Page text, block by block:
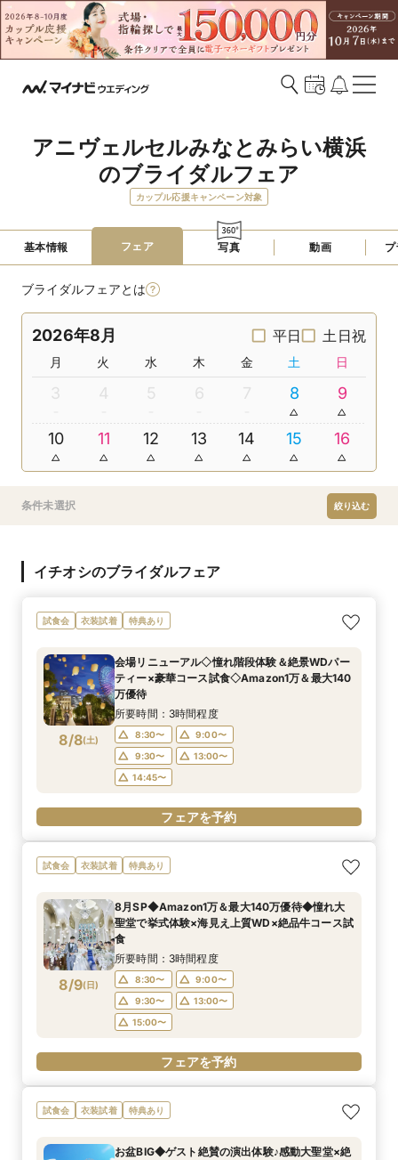
アニヴェルセルみなとみらい横浜
のブライダルフェア
カップル応援キャンペーン対象
基本情報 フェア 写真 動画
ブライダルフェアとは
2026年8月 平日 土日祝
月 火 水 木 金 土 日
3 4 5 6 7 8 9
10 11 12 13 14 15 16
条件未選択 絞り込む
イチオシのブライダルフェア
試食会 衣装試着 特典あり
8/8(土)
会場リニューアル◇憧れ階段体験＆絶景WDパー
ティー×豪華コース試食◇Amazon1万＆最大140
万優待
所要時間：3時間程度
8:30〜
9:00〜
9:30〜
13:00〜
14:45〜
フェアを予約
試食会 衣装試着 特典あり
8/9(日)
8月SP◆Amazon1万＆最大140万優待◆憧れ大
聖堂で挙式体験×海見え上質WD×絶品牛コース試
食
所要時間：3時間程度
8:30〜
9:00〜
9:30〜
13:00〜
15:00〜
フェアを予約
試食会 衣装試着 特典あり
お盆BIG◆ゲスト絶賛の演出体験♪感動大聖堂×絶